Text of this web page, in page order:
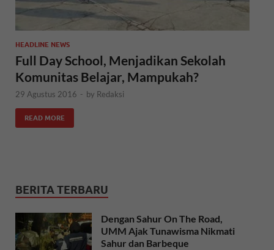
HEADLINE NEWS
Full Day School, Menjadikan Sekolah
Komunitas Belajar, Mampukah?
29 Agustus 2016 - by Redaksi
READ MORE
BERITA TERBARU
Dengan Sahur On The Road,
UMM Ajak Tunawisma Nikmati
Sahur dan Barbeque